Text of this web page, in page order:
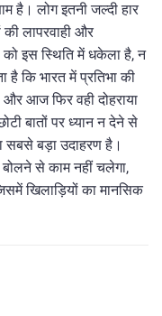
है। लोग इतनी जल्दी हार
लापरवाही और
को इस स्थिति में धकेला है, न
कि भारत में प्रतिभा की
आज फिर वही दोहराया
बातों पर ध्यान न देने से
सबसे बड़ा उदाहरण है।
से काम नहीं चलेगा,
खिलाड़ियों का मानसिक